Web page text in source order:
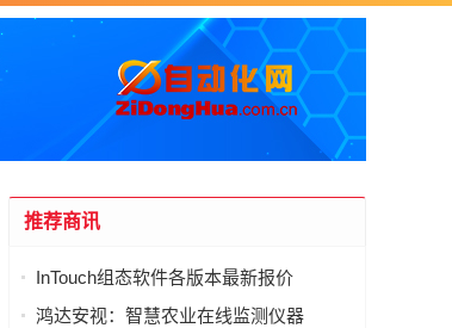
推荐商讯
InTouch组态软件各版本最新报价
鸿达安视：智慧农业在线监测仪器